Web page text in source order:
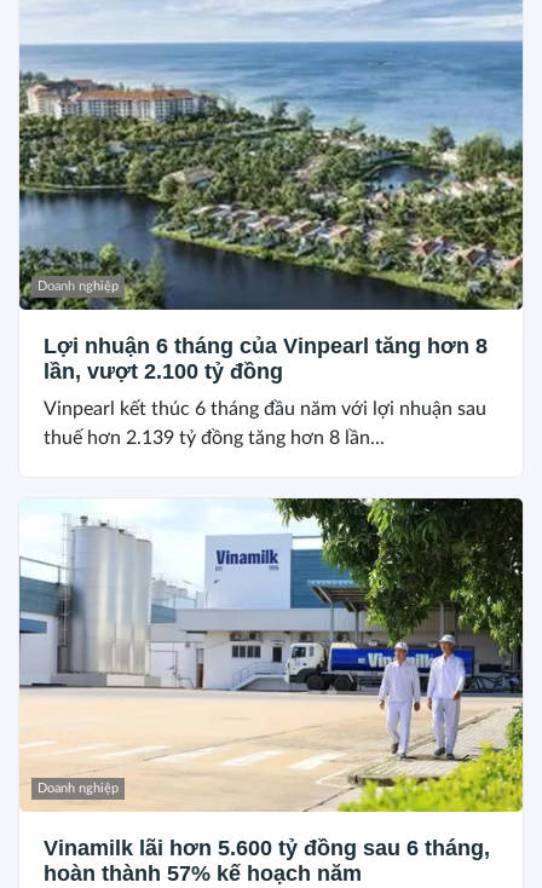
Doanh nghiệp
Lợi nhuận 6 tháng của Vinpearl tăng hơn 8
lần, vượt 2.100 tỷ đồng
Vinpearl kết thúc 6 tháng đầu năm với lợi nhuận sau
thuế hơn 2.139 tỷ đồng tăng hơn 8 lần...
Doanh nghiệp
Vinamilk lãi hơn 5.600 tỷ đồng sau 6 tháng,
hoàn thành 57% kế hoạch năm